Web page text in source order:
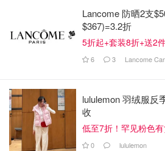
该住宅当初由加拿大建筑大师
15 日以来一直在市场上销售。
torontostar封面：torontostar
BC省Top10豪宅
Xxxiaoo
Lancome 防晒2支
$367)=3.2折
5折起+套装8折+送2
6 3 Lancome
lululemon 羽绒服反
收
低至7折！罕见粉色
0 lululemon